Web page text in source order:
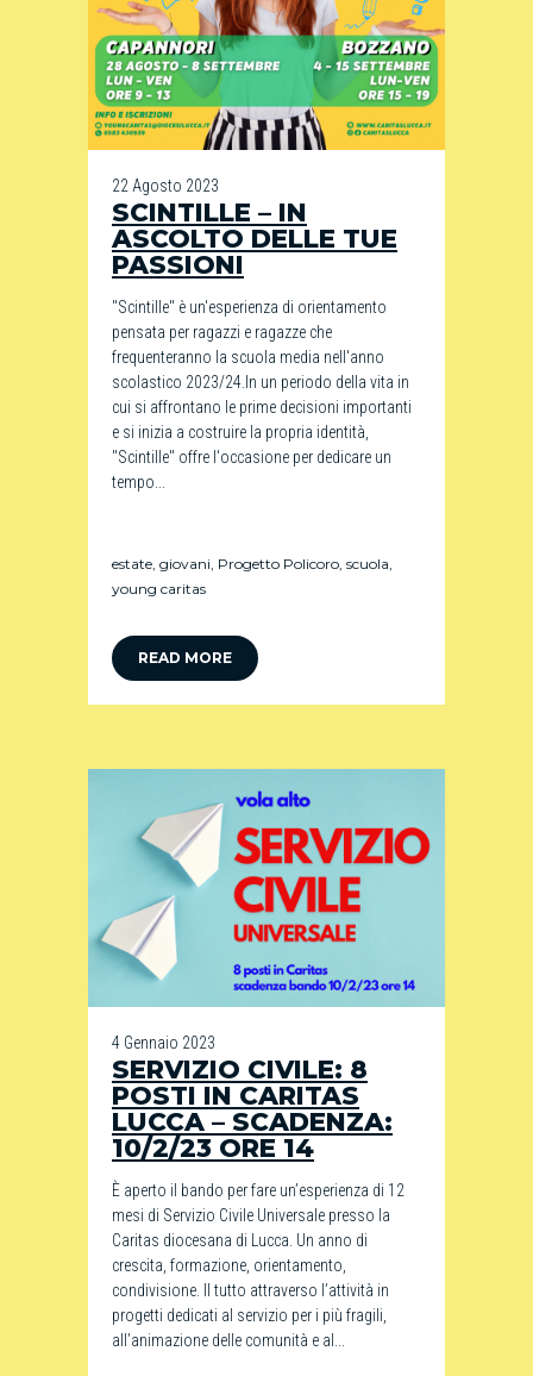
22 Agosto 2023
SCINTILLE – IN
ASCOLTO DELLE TUE
PASSIONI
"Scintille" è un'esperienza di orientamento
pensata per ragazzi e ragazze che
frequenteranno la scuola media nell'anno
scolastico 2023/24.In un periodo della vita in
cui si affrontano le prime decisioni importanti
e si inizia a costruire la propria identità,
"Scintille" offre l'occasione per dedicare un
tempo...
estate giovani Progetto Policoro scuola
young caritas
READ MORE
4 Gennaio 2023
SERVIZIO CIVILE: 8
POSTI IN CARITAS
LUCCA – SCADENZA:
10/2/23 ORE 14
È aperto il bando per fare un’esperienza di 12
mesi di Servizio Civile Universale presso la
Caritas diocesana di Lucca. Un anno di
crescita, formazione, orientamento,
condivisione. Il tutto attraverso l’attività in
progetti dedicati al servizio per i più fragili,
all’animazione delle comunità e al...